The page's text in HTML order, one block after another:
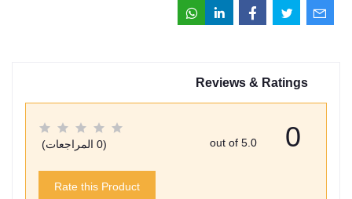
Reviews & Ratings
0
out of 5.0 (0 المراجعات)
Rate this Product